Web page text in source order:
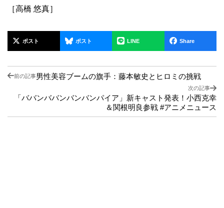
［高橋 悠真］
ポスト ポスト LINE Share
前の記事男性美容ブームの旗手：藤本敏史とヒロミの挑戦
次の記事
「ババンババンバンバンパイア」新キャスト発表！小西克幸
＆関根明良参戦 #アニメニュース